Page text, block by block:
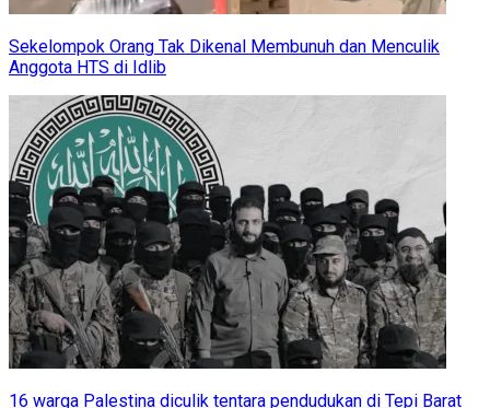
Sekelompok Orang Tak Dikenal Membunuh dan Menculik
Anggota HTS di Idlib
16 warga Palestina diculik tentara pendudukan di Tepi Barat